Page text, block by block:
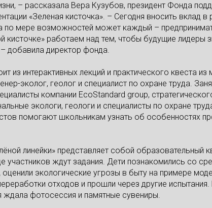
– рассказала Вера Кузубов, президент Фонда
«Зеленая кисточка». – Сегодня вносить вклад
по мере возможностей может каждый –
кисточке» работаем над тем, чтобы будущие лидеры
добавила директор фонда.
из интерактивных лекций и практического квеста
эколог, геолог и специалист по охране труда.
компании EcoStandard group,
экологи, геологи и специалисты по охране
помогают школьникам узнать об особенностях
линейки» представляет собой образовательный
участников ждут задания. Дети познакомились со
экологические угрозы в быту на примере
отходов и прошли через другие
ждала фотосессия и памятные сувениры.